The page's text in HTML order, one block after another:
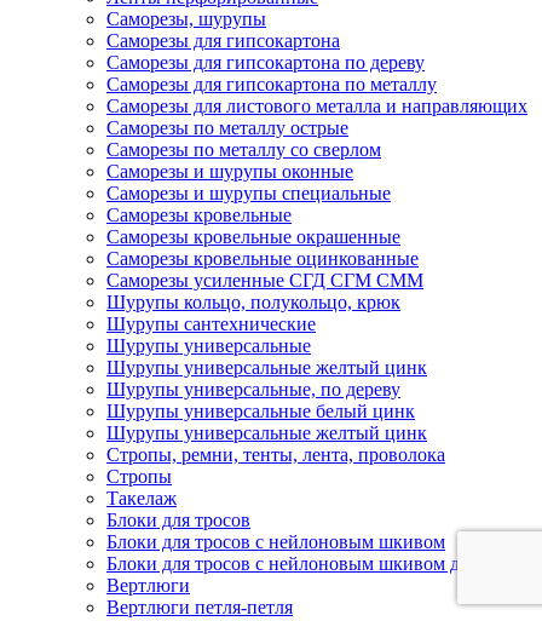
Саморезы, шурупы
Саморезы для гипсокартона
Саморезы для гипсокартона по дереву
Саморезы для гипсокартона по металлу
Саморезы для листового металла и направляющих
Саморезы по металлу острые
Саморезы по металлу со сверлом
Саморезы и шурупы оконные
Саморезы и шурупы специальные
Саморезы кровельные
Саморезы кровельные окрашенные
Саморезы кровельные оцинкованные
Саморезы усиленные СГД СГМ СММ
Шурупы кольцо, полукольцо, крюк
Шурупы сантехнические
Шурупы универсальные
Шурупы универсальные желтый цинк
Шурупы универсальные, по дереву
Шурупы универсальные белый цинк
Шурупы универсальные желтый цинк
Стропы, ремни, тенты, лента, проволока
Стропы
Такелаж
Блоки для тросов
Блоки для тросов с нейлоновым шкивом
Блоки для тросов с нейлоновым шкивом двойные
Вертлюги
Вертлюги петля-петля